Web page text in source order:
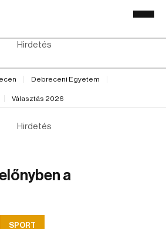
Hirdetés
Debreceni Egyetem
Választás 2026
Hirdetés
a
SPORT